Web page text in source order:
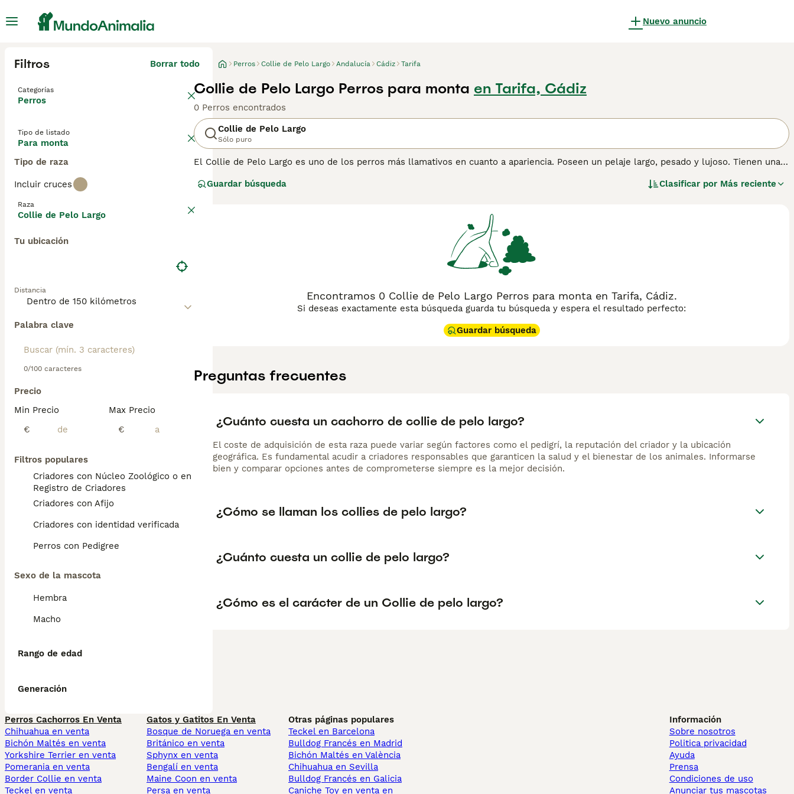
Nuevo anuncio
Filtros Borrar todo
Categorías
Perros
Tipo de listado
Para monta
Tipo de raza
Incluir cruces
Raza
Collie de Pelo Largo
Tu ubicación
Distancia
Palabra clave
0/100 caracteres
Precio
Min Precio
€
Max Precio
€
Filtros populares
Criadores con Núcleo Zoológico o en el
Registro de Criadores
Criadores con Afijo
Criadores con identidad verificada
Perros con Pedigree
Sexo de la mascota
Hembra
Macho
Rango de edad
Generación
Perros Collie de Pelo Largo Andalucía Cádiz Tarifa
Collie de Pelo Largo Perros para monta en Tarifa, Cádiz
0 Perros encontrados
Collie de Pelo Largo
Sólo puro
El Collie de Pelo Largo es uno de los perros más llamativos en cuanto a apariencia. Poseen un pelaje largo, pesado y lujoso. Tienen una
hogares de personas de todo el mundo. Famoso por el libro y la película "Lassie Come Home", este hermoso perro fue criado
Largo es una opción popular como perro de compañía y de familia gracias a su naturaleza amistosa, tranquila y leal.
página de consejos de compra de Collie de Pelo Largopara obtener información sobre esta raza de perro.
Guardar búsqueda Clasificar por Más reciente
Encontramos 0 Collie de Pelo Largo Perros para monta en Tarifa, Cádiz.
Si deseas exactamente esta búsqueda guarda tu búsqueda y espera el resultado perfecto:
Guardar búsqueda
Preguntas frecuentes
¿Cuánto cuesta un cachorro de collie de pelo largo?
El coste de adquisición de esta raza puede variar según factores como el pedigrí, la reputación del criador y la ubicación
geográfica. Es fundamental acudir a criadores responsables que garanticen la salud y el bienestar de los animales. Informarse
bien y comparar opciones antes de comprometerse siempre es la mejor decisión.
¿Cómo se llaman los collies de pelo largo?
¿Cuánto cuesta un collie de pelo largo?
¿Cómo es el carácter de un Collie de pelo largo?
Perros Cachorros En Venta
Chihuahua en venta
Bichón Maltés en venta
Yorkshire Terrier en venta
Pomerania en venta
Border Collie en venta
Teckel en venta
Gatos y Gatitos En Venta
Bosque de Noruega en venta
Británico en venta
Sphynx en venta
Bengalí en venta
Maine Coon en venta
Persa en venta
Otras páginas populares
Teckel en Barcelona
Bulldog Francés en Madrid
Bichón Maltés en València
Chihuahua en Sevilla
Bulldog Francés en Galicia
Caniche Toy en venta en
Información
Sobre nosotros
Politica privacidad
Ayuda
Prensa
Condiciones de uso
Anunciar tus mascotas